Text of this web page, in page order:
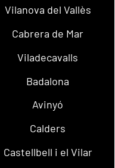
Vilanova del Vallès
Cabrera de Mar
Viladecavalls
Badalona
Avinyó
Calders
Castellbell i el Vilar